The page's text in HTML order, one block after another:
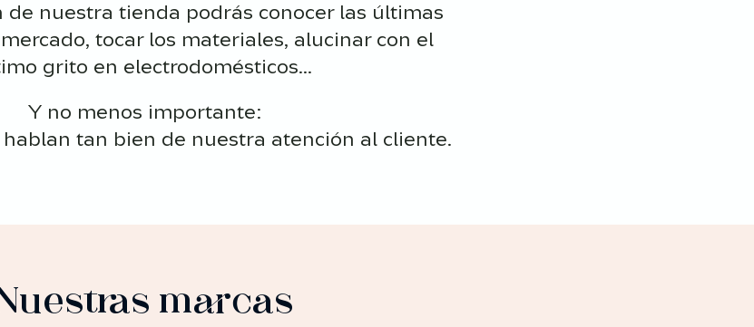
de nuestra tienda podrás conocer las últimas
tocar los materiales, alucinar con el
grito en electrodomésticos...
Y no menos importante:
tan bien de nuestra atención al cliente.
marcas